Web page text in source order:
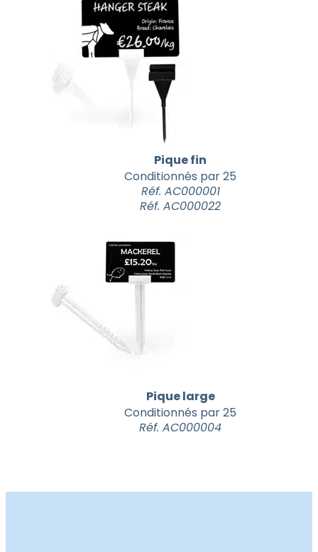
Pique fin
Conditionnés par 25
Réf. AC000001
Réf. AC000022
Pique large
Conditionnés par 25
Réf. AC000004